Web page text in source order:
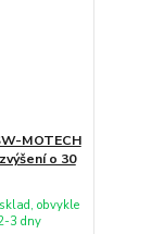
MOTECH
o 30
obvykle
3 dny